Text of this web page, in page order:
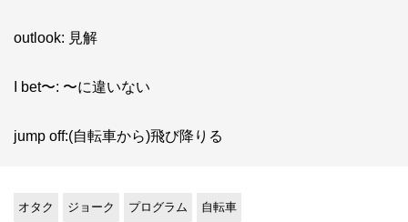
outlook: 見解
I bet〜: 〜に違いない
jump off:(自転車から)飛び降りる
オタク ジョーク プログラム 自転車